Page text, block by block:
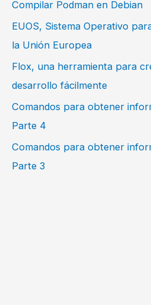
Compilar Podman en Debian
EUOS, Sistema Operativo
la Unión Europea
Flox, una herramienta para
desarrollo fácilmente
Comandos para obtener
Parte 4
Comandos para obtener
Parte 3